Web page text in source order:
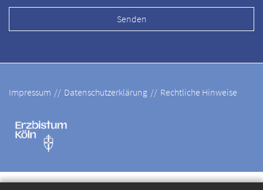
Impressum Datenschutzerklärung Rechtliche Hinweise